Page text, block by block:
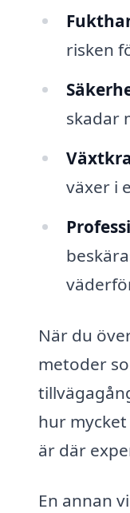
risken
skadar
växer i
När du
metoder
hur
är där
En annan